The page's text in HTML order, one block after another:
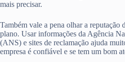
mais precisar.
Também vale a pena olhar a reputação
plano. Usar informações da Agência
(ANS) e sites de reclamação ajuda
empresa é confiável e se tem um bom